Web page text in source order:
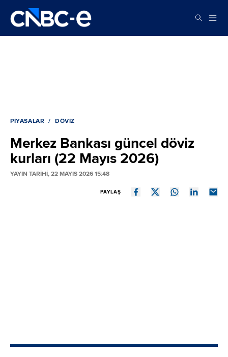
PIYASALAR DÖVIZ
Merkez Bankası güncel döviz
kurları (22 Mayıs 2026)
YAYIN TARİHİ, 22 MAYIS 2026 15:48
PAYLAŞ